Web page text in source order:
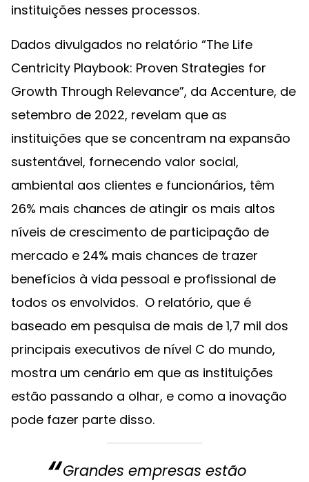
instituições nesses processos.‌
Dados divulgados no relatório “The Life
Centricity Playbook: Proven Strategies for
Growth Through Relevance”, da Accenture, de
setembro de 2022, revelam que as
instituições que se concentram na expansão
sustentável, fornecendo valor social,
ambiental aos clientes e funcionários, têm
26% mais chances de atingir os mais altos
níveis de crescimento de participação de
mercado e 24% mais chances de trazer
benefícios à vida pessoal e profissional de
todos os envolvidos. O relatório, que é
baseado em pesquisa de mais de 1,7 mil dos
principais executivos de nível C do mundo,
mostra um cenário em que as instituições
estão passando a olhar, e como a inovação
pode fazer parte disso.‌
Grandes empresas estão